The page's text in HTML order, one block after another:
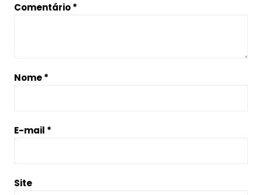
Comentário*
Nome*
E-mail *
Site